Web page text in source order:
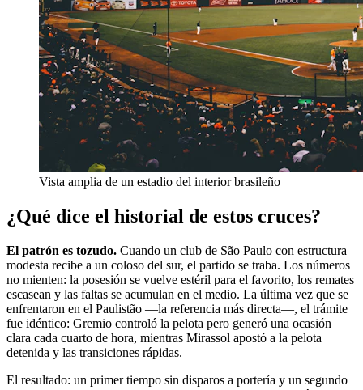
Vista amplia de un estadio del interior brasileño
¿Qué dice el historial de estos cruces?
El patrón es tozudo. Cuando un club de São Paulo con estructura
modesta recibe a un coloso del sur, el partido se traba. Los números
no mienten: la posesión se vuelve estéril para el favorito, los remates
escasean y las faltas se acumulan en el medio. La última vez que se
enfrentaron en el Paulistão —la referencia más directa—, el trámite
fue idéntico: Gremio controló la pelota pero generó una ocasión
clara cada cuarto de hora, mientras Mirassol apostó a la pelota
detenida y las transiciones rápidas.
El resultado: un primer tiempo sin disparos a portería y un segundo